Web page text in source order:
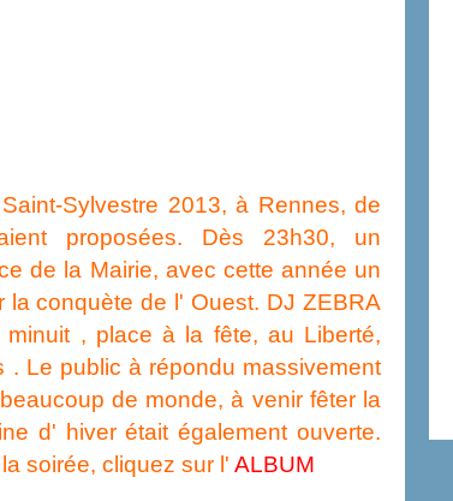
Sylvestre 2013, à Rennes, de
proposées. Dès 23h30, un
de la Mairie, avec cette année un
conquète de l' Ouest. DJ ZEBRA
, place à la fête, au Liberté,
. Le public à répondu massivement
de monde, à venir fêter la
d' hiver était également ouverte.
soirée, cliquez sur l' ALBUM